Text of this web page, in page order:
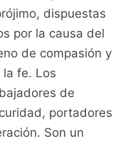
dispuestas
por la causa del
de compasión y
fe. Los
de
portadores
Son un